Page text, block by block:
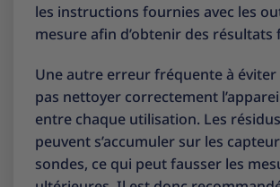
les instructions fournies avec les
mesure afin d’obtenir des résultats
Une autre erreur fréquente à éviter
pas nettoyer correctement
entre chaque utilisation. Les
peuvent s’accumuler sur les
sondes, ce qui peut fausser les